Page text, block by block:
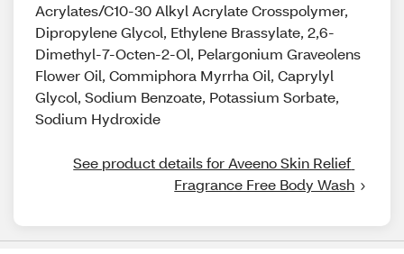
Acrylates/C10-30 Alkyl Acrylate Crosspolymer,
Dipropylene Glycol, Ethylene Brassylate, 2,6-
Dimethyl-7-Octen-2-Ol, Pelargonium Graveolens
Flower Oil, Commiphora Myrrha Oil, Caprylyl
Glycol, Sodium Benzoate, Potassium Sorbate,
Sodium Hydroxide
See product details for Aveeno Skin Relief
Fragrance Free Body Wash